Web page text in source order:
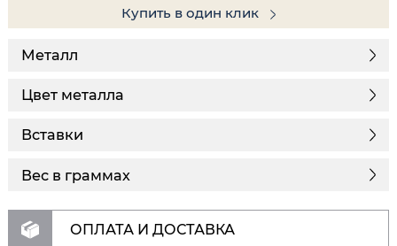
Купить в один клик
Металл
Цвет металла
Вставки
Вес в граммах
ОПЛАТА И ДОСТАВКА